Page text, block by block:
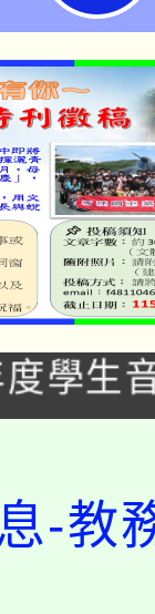
度第
結果(
知識
學生
民語歌
度第
結果(
結果(
學推廣
辦理
-教